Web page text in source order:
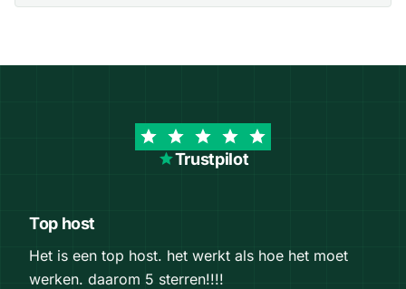
Trustpilot
Top host
Het is een top host. het werkt als hoe het moet
werken. daarom 5 sterren!!!!